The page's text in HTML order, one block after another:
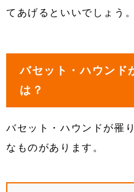
てあげるといいでしょう。
バセット・ハウンド
は？
バセット・ハウンドが罹
なものがあります。